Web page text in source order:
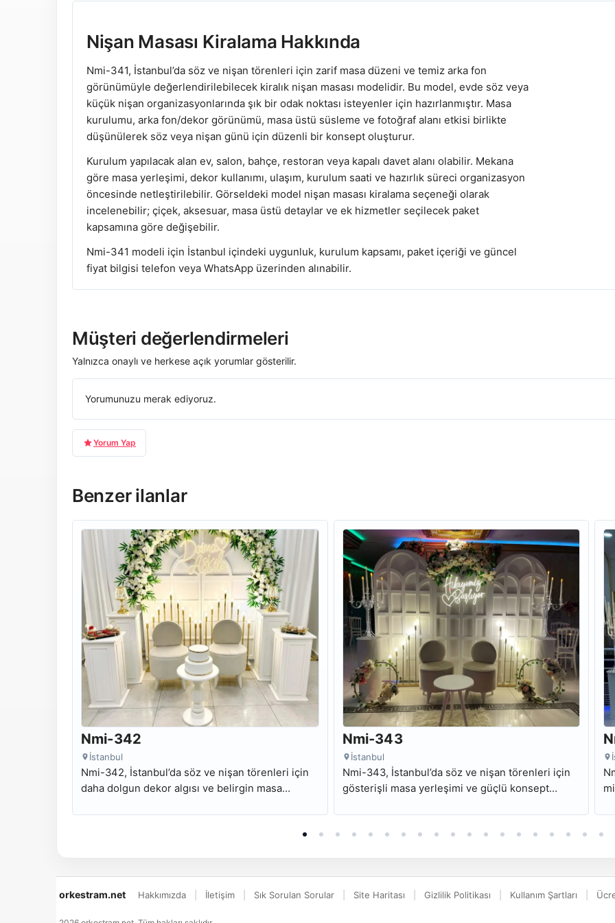
Nişan Masası Kiralama Hakkında
Nmi-341, İstanbul’da söz ve nişan törenleri için zarif masa düzeni ve temiz arka fon
görünümüyle değerlendirilebilecek kiralık nişan masası modelidir. Bu model, evde söz veya
küçük nişan organizasyonlarında şık bir odak noktası isteyenler için hazırlanmıştır. Masa
kurulumu, arka fon/dekor görünümü, masa üstü süsleme ve fotoğraf alanı etkisi birlikte
düşünülerek söz veya nişan günü için düzenli bir konsept oluşturur.
Kurulum yapılacak alan ev, salon, bahçe, restoran veya kapalı davet alanı olabilir. Mekana
göre masa yerleşimi, dekor kullanımı, ulaşım, kurulum saati ve hazırlık süreci organizasyon
öncesinde netleştirilebilir. Görseldeki model nişan masası kiralama seçeneği olarak
incelenebilir; çiçek, aksesuar, masa üstü detaylar ve ek hizmetler seçilecek paket
kapsamına göre değişebilir.
Nmi-341 modeli için İstanbul içindeki uygunluk, kurulum kapsamı, paket içeriği ve güncel
fiyat bilgisi telefon veya WhatsApp üzerinden alınabilir.
Müşteri değerlendirmeleri
Yalnızca onaylı ve herkese açık yorumlar gösterilir.
Yorumunuzu merak ediyoruz.
Yorum Yap
Benzer ilanlar
Nmi-342
İstanbul
Nmi-342, İstanbul’da söz ve nişan törenleri için
daha dolgun dekor algısı ve belirgin masa
Nmi-343
İstanbul
Nmi-343, İstanbul’da söz ve nişan törenleri için
gösterişli masa yerleşimi ve güçlü konsept
orkestram.net Hakkımızda İletişim Sık Sorulan Sorular Site Haritası Gizlilik Politikası Kullanım Şartları